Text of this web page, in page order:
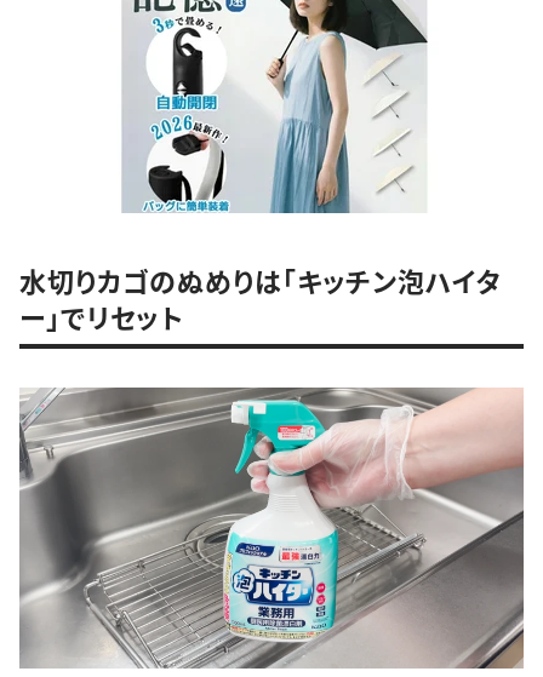
水切りカゴのぬめりは「キッチン泡ハイタ
ー」でリセット